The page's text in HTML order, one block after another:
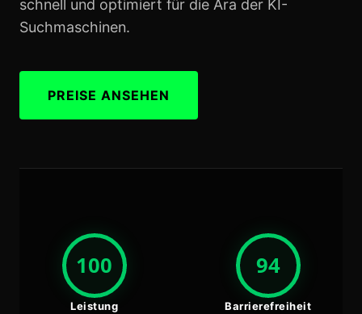
schnell und optimiert für die Ära der KI-
Suchmaschinen.
PREISE ANSEHEN
100
Leistung
94
Barrierefreiheit